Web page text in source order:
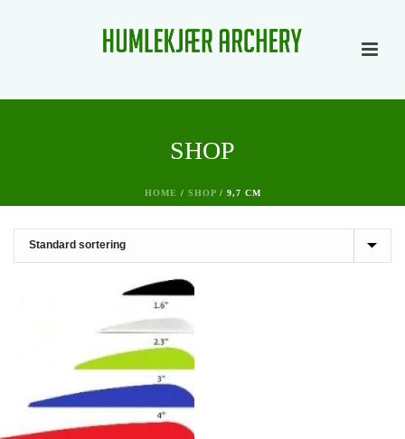
SHOP
HOME / SHOP/ 9,7 CM